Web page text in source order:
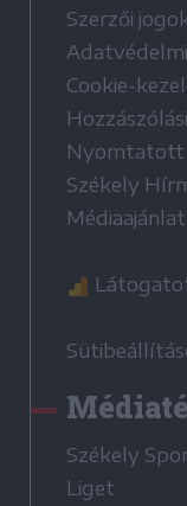
Szerzői
Cookie-
Nyomtatott
Székely
Médiaajánlat
Székely
Liget